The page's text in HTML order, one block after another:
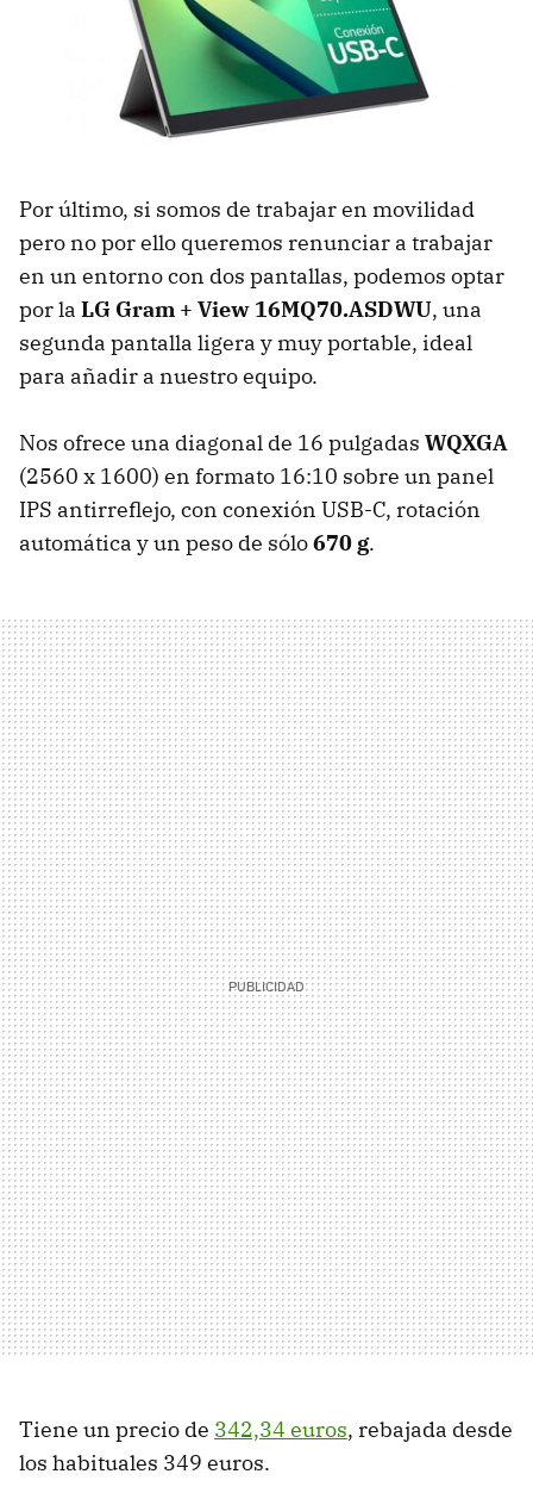
Por último, si somos de trabajar en movilidad
pero no por ello queremos renunciar a trabajar
en un entorno con dos pantallas, podemos optar
por la LG Gram + View 16MQ70.ASDWU, una
segunda pantalla ligera y muy portable, ideal
para añadir a nuestro equipo.
Nos ofrece una diagonal de 16 pulgadas WQXGA
(2560 x 1600) en formato 16:10 sobre un panel
IPS antirreflejo, con conexión USB-C, rotación
automática y un peso de sólo670 g.
Tiene un precio de 342,34 euros, rebajada desde
los habituales 349 euros.